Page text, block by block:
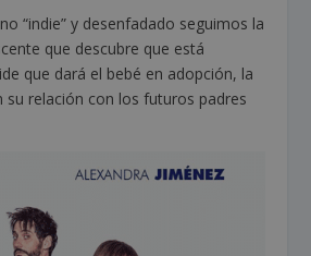
“indie” y desenfadado seguimos la
que descubre que está
que dará el bebé en adopción, la
su relación con los futuros padres